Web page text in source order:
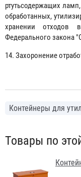
ртутьсодержащих
обработанных,
хранении отходов
Федерального закона
14. Захоронение
Контейнеры для
Товары по